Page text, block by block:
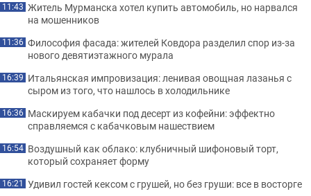
11:43 Житель Мурманска хотел купить автомобиль, но нарвался
на мошенников
11:36 Философия фасада: жителей Ковдора разделил спор из-за
нового девятиэтажного мурала
16:39 Итальянская импровизация: ленивая овощная лазанья с
сыром из того, что нашлось в холодильнике
16:36 Маскируем кабачки под десерт из кофейни: эффектно
справляемся с кабачковым нашествием
16:54 Воздушный как облако: клубничный шифоновый торт,
который сохраняет форму
16:21 Удивил гостей кексом с грушей, но без груши: все в восторге